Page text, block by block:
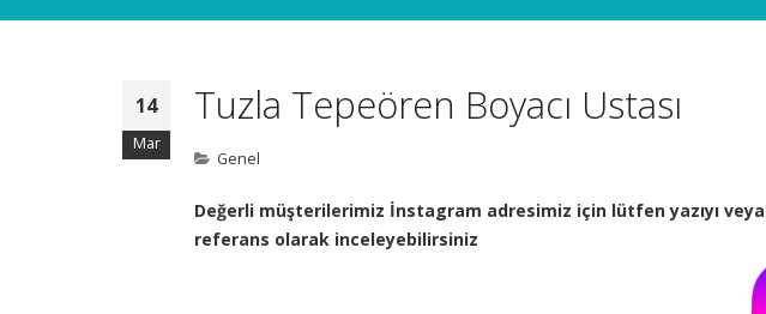
14
Mar
Tuzla Tepeören Boyacı Ustası
Genel
Değerli müşterilerimiz İnstagram adresimiz için lütfen yazıyı veya
referans olarak inceleyebilirsiniz